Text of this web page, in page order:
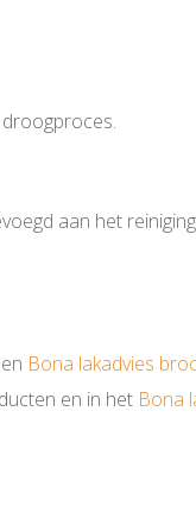
aan het
Bona lakadvies
en in het Bona